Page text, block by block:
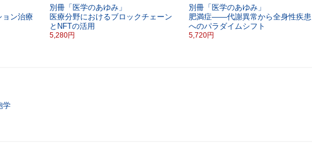
ョン治療
別冊「医学のあゆみ」
医療分野におけるブロックチェーン
とNFTの活用
5,280円
別冊「医学のあゆみ」
肥満症――代謝異常から全身性疾患
へのパラダイムシフト
5,720円
学